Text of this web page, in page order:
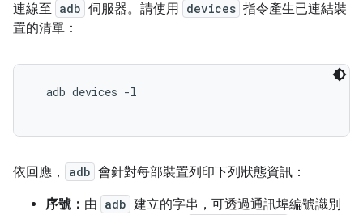
連線至 adb 伺服器。請使用 devices 指令產生已連結裝
置的清單：
  adb devices -l
依回應， adb 會針對每部裝置列印下列狀態資訊：
序號： 由 adb 建立的字串，可透過通訊埠編號識別